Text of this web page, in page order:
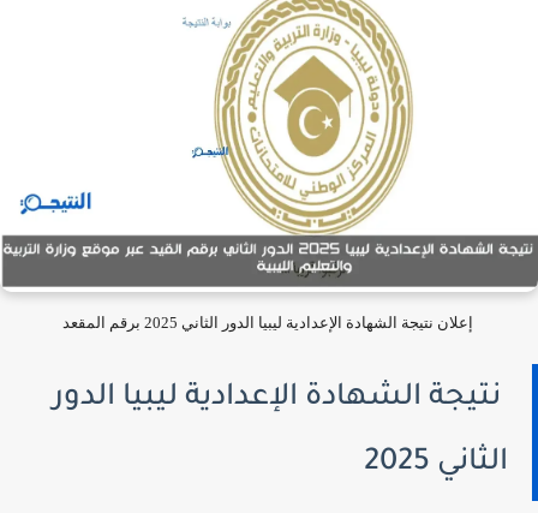
إعلان نتيجة الشهادة الإعدادية ليبيا الدور الثاني 2025 برقم المقعد
نتيجة الشهادة الإعدادية ليبيا الدور
الثاني 2025